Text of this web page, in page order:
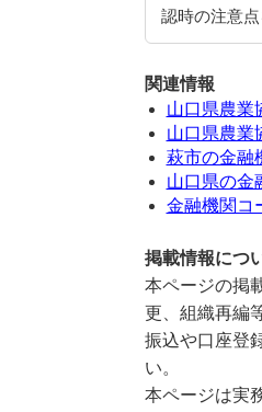
認時の注意点
関連情報
山口県農業
山口県農業
萩市の金融
山口県の金
金融機関コ
掲載情報につ
本ページの掲
更、組織再編
振込や口座登
い。
本ページは実